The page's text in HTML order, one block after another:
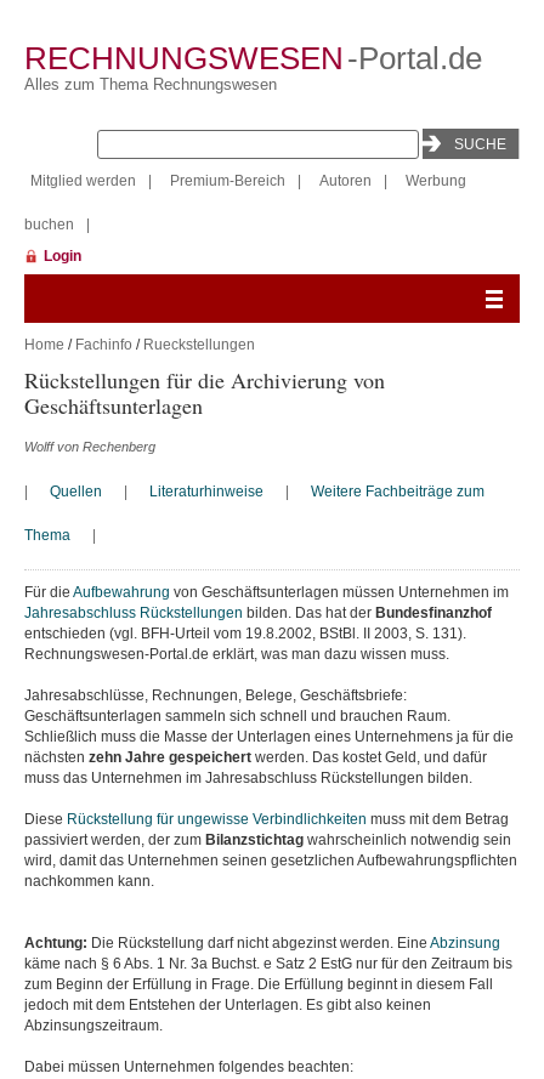
RECHNUNGSWESEN -Portal.de
Alles zum Thema Rechnungswesen
Mitglied werden Premium-Bereich Autoren Werbung
buchen
Login
Home / Fachinfo / Rueckstellungen
Rückstellungen für die Archivierung von
Geschäftsunterlagen
Wolff von Rechenberg
Quellen Literaturhinweise Weitere Fachbeiträge zum
Thema
Für die Aufbewahrung von Geschäftsunterlagen müssen Unternehmen im
Jahresabschluss Rückstellungen bilden. Das hat der Bundesfinanzhof
entschieden (vgl. BFH-Urteil vom 19.8.2002, BStBl. II 2003, S. 131).
Rechnungswesen-Portal.de erklärt, was man dazu wissen muss.
Jahresabschlüsse, Rechnungen, Belege, Geschäftsbriefe:
Geschäftsunterlagen sammeln sich schnell und brauchen Raum.
Schließlich muss die Masse der Unterlagen eines Unternehmens ja für die
nächsten zehn Jahre gespeichert werden. Das kostet Geld, und dafür
muss das Unternehmen im Jahresabschluss Rückstellungen bilden.
Diese Rückstellung für ungewisse Verbindlichkeiten muss mit dem Betrag
passiviert werden, der zum Bilanzstichtag wahrscheinlich notwendig sein
wird, damit das Unternehmen seinen gesetzlichen Aufbewahrungspflichten
nachkommen kann.
Achtung: Die Rückstellung darf nicht abgezinst werden. Eine Abzinsung
käme nach § 6 Abs. 1 Nr. 3a Buchst. e Satz 2 EstG nur für den Zeitraum bis
zum Beginn der Erfüllung in Frage. Die Erfüllung beginnt in diesem Fall
jedoch mit dem Entstehen der Unterlagen. Es gibt also keinen
Abzinsungszeitraum.
Dabei müssen Unternehmen folgendes beachten: